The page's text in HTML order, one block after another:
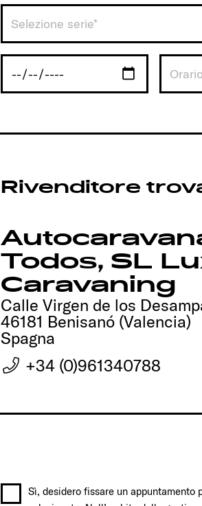
Selezione serie*
Orario
Rivenditore
Todos, SL
Caravaning
Calle Virgen de los
46181 Benisanó (Valencia)
Spagna
+34 (0)961340788
Sì, desidero fissare un appuntamento